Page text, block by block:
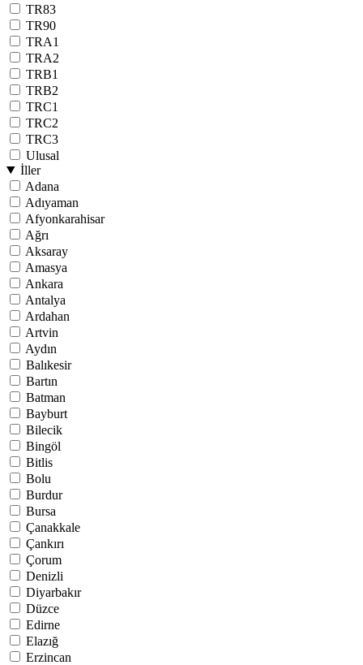
TR83
TR90
TRA1
TRA2
TRB1
TRB2
TRC1
TRC2
TRC3
Ulusal
İller
Adana
Adıyaman
Afyonkarahisar
Ağrı
Aksaray
Amasya
Ankara
Antalya
Ardahan
Artvin
Aydın
Balıkesir
Bartın
Batman
Bayburt
Bilecik
Bingöl
Bitlis
Bolu
Burdur
Bursa
Çanakkale
Çankırı
Çorum
Denizli
Diyarbakır
Düzce
Edirne
Elazığ
Erzincan